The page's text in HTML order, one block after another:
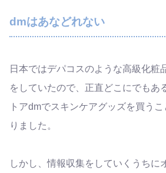
dmはあなどれない
日本ではデパコスのような高級化粧
をしていたので、正直どこにでもあ
トアdmでスキンケアグッズを買う
りました。
しかし、情報収集をしていくうちに